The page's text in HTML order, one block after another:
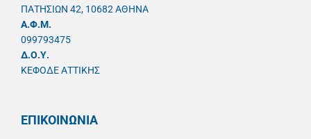
ΠΑΤΗΣΙΩΝ 42, 10682 ΑΘΗΝΑ
A.Φ.Μ.
099793475
Δ.Ο.Υ.
ΚΕΦΟΔΕ ΑΤΤΙΚΗΣ
ΕΠΙΚΟΙΝΩΝΙΑ